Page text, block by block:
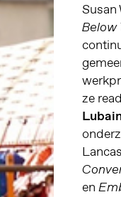
Susan
Below
ze
en